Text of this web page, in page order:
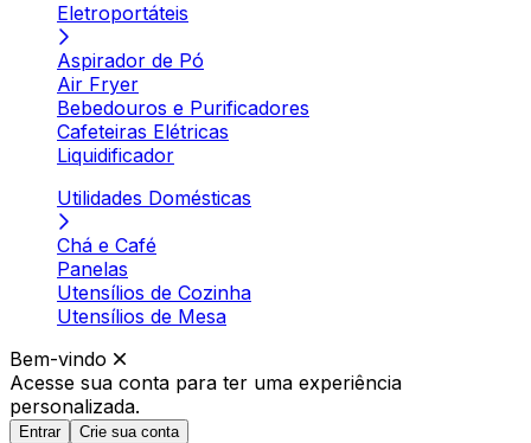
Eletroportáteis
Aspirador de Pó
Air Fryer
Bebedouros e Purificadores
Cafeteiras Elétricas
Liquidificador
Utilidades Domésticas
Chá e Café
Panelas
Utensílios de Cozinha
Utensílios de Mesa
Bem-vindo
Acesse sua conta para ter uma experiência
personalizada.
Entrar Crie sua conta